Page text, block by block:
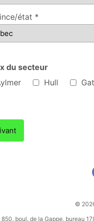
état *
du secteur
secteur
Hull
©
850, boul. de la Gappe, bureau